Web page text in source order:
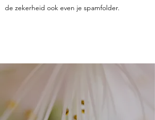
de zekerheid ook even je spamfolder.